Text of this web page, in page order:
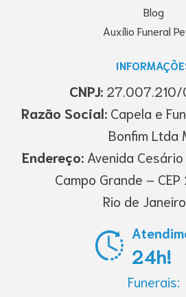
Blog
Auxílio Funeral
CNPJ:
Razão Social: Capela e
Bonfim Ltda
Endereço: Avenida
Campo Grande –
Rio de
24h!
Funerais: